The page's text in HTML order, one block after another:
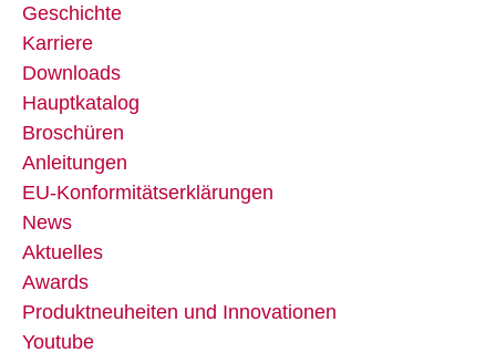
Geschichte
Karriere
Downloads
Hauptkatalog
Broschüren
Anleitungen
EU-Konformitätserklärungen
News
Aktuelles
Awards
Produktneuheiten und Innovationen
Youtube